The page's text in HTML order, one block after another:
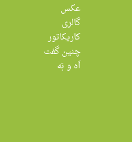
عکس
گالری
کاریکاتور
چنین گفت
اَه و بَه